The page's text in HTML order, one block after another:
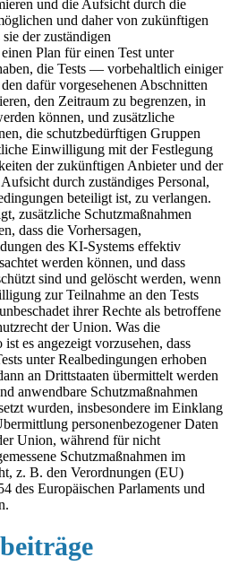
und die Aufsicht durch die
und daher von zukünftigen
der zuständigen
Plan für einen Test unter
die Tests — vorbehaltlich einiger
dafür vorgesehenen Abschnitten
den Zeitraum zu begrenzen, in
können, und zusätzliche
die schutzbedürftigen Gruppen
Einwilligung mit der Festlegung
der zukünftigen Anbieter und der
durch zuständiges Personal,
beteiligt ist, zu verlangen.
zusätzliche Schutzmaßnahmen
dass die Vorhersagen,
des KI-Systems effektiv
werden können, und dass
sind und gelöscht werden, wenn
zur Teilnahme an den Tests
ihrer Rechte als betroffene
der Union. Was die
es angezeigt vorzusehen, dass
unter Realbedingungen erhoben
an Drittstaaten übermittelt werden
anwendbare Schutzmaßnahmen
wurden, insbesondere im Einklang
personenbezogener Daten
Union, während für nicht
Schutzmaßnahmen im
z. B. den Verordnungen (EU)
des Europäischen Parlaments und